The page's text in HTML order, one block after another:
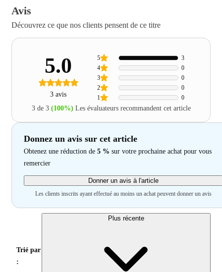
Avis
Découvrez ce que nos clients pensent de ce titre
5.0
3 avis 1 0
2 0
3 0
4 0
5 3
3 de 3 (100%) Les évaluateurs recommandent cet article
Donnez un avis sur cet article
Obtenez une réduction de 5 % sur votre prochaine achat pour vous
remercier
Donner un avis à l'article
Les clients inscrits ayant effectué au moins un achat peuvent donner un avis
Trié par
:
Plus récente